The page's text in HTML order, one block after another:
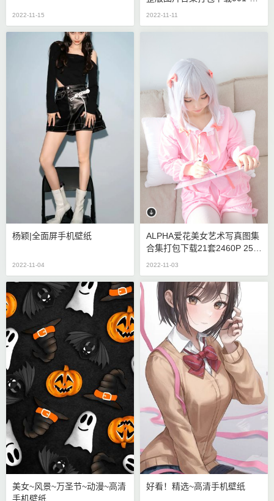
2022-11-15 2022-11-11
杨颖|全面屏手机壁纸
2022-11-04
ALPHA爱花美女艺术写真图集
合集打包下载21套2460P 25.2
2022-11-03
美女~风景~万圣节~动漫~高清
手机壁纸
好看！精选~高清手机壁纸